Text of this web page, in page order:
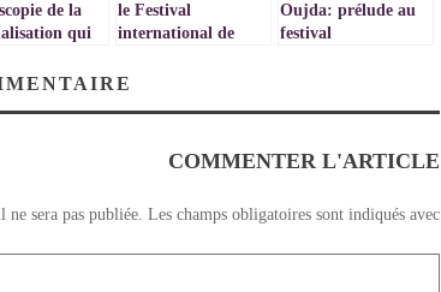
Oujda: prélude au
festival
le Festival
international de
quatrième édition.
de la
qui
COMMENTER L'ARTICLE
ne sera pas publiée. Les champs obligatoires sont indiqués avec